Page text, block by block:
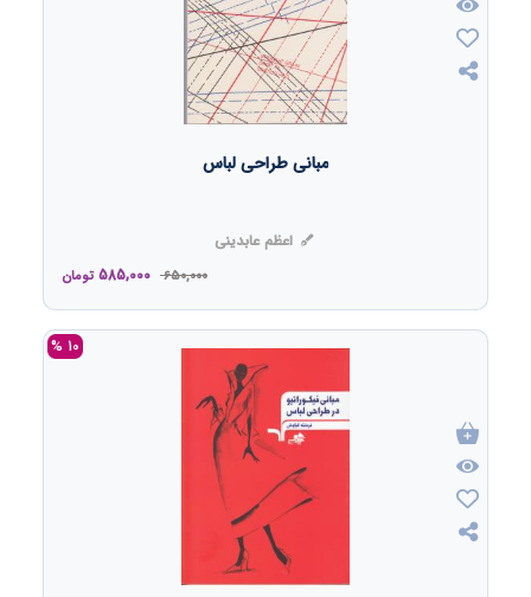
مبانی طراحی لباس
اعظم عابدینی
650,000
585,000 تومان
10 %